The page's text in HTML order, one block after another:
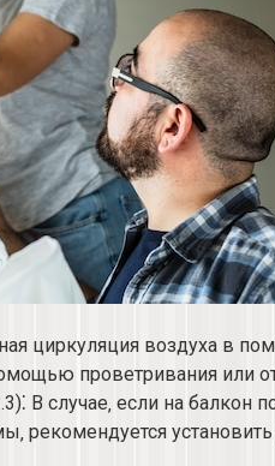
циркуляция воздуха
проветривания или
В случае‚ если на
рекомендуется